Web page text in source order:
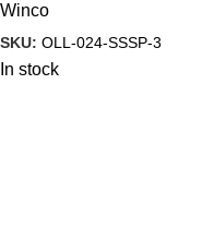
Winco
SKU: OLL-024-SSSP-3
In stock